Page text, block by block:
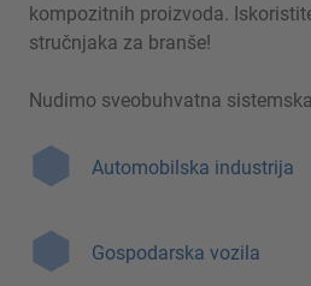
kompozitnih proizvoda.
stručnjaka za branše!
Nudimo sveobuhvatna
Automobilska industrija
Gospodarska vozila